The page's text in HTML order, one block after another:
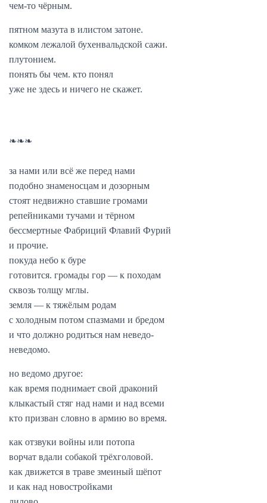
чем-то чёрным.
пятном мазута в илистом затоне.
комком лежалой бухенвальдской сажи.
плутонием.
понять бы чем. кто понял
уже не здесь и ничего не скажет.
❧❧❧
за нами или всё же перед нами
подобно знаменосцам и дозорным
стоят недвижно ставшие громами
репейниками тучами и тёрном
бессмертные Фабриций Флавий Фурий
и прочие.
покуда небо к буре
готовится. громады гор — к походам
сквозь толщу мглы.
земля — к тяжёлым родам
с холодным потом спазмами и бредом
и что должно родиться нам неведо-
неведомо.
но ведомо другое:
как время поднимает свой драконий
клыкастый стяг над нами и над всеми
кто призван словно в армию во время.
как отзвуки войны или потопа
ворчат вдали собакой трёхголовой.
как движется в траве змеиный шёпот
и как над новостройками